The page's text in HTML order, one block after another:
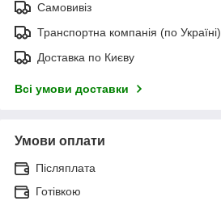
Самовивіз
Транспортна компанія (по Україні)
Доставка по Києву
Всі умови доставки
Умови оплати
Післяплата
Готівкою